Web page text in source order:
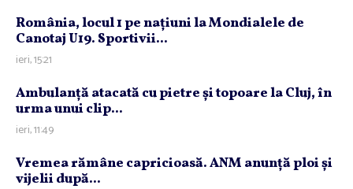
România, locul 1 pe naţiuni la Mondialele de
Canotaj U19. Sportivii...
ieri, 15:21
Ambulanţă atacată cu pietre şi topoare la Cluj, în
urma unui clip...
ieri, 11:49
Vremea rămâne capricioasă. ANM anunţă ploi şi
vijelii după...